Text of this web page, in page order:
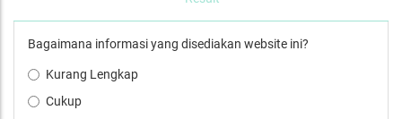
Bagaimana informasi yang disediakan website ini?
Kurang Lengkap
Cukup